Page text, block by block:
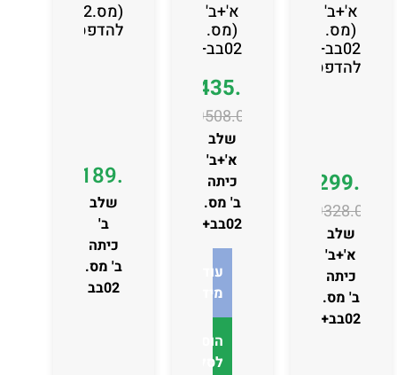
א'+ב'
(מס.
להדפסה
₪328.00
₪299.00
שלב
א'+ב'
כיתה
ב' מס.
02בב+03
א'+ב'
(מס.
02בב+03אב)
₪508.00
₪435.00
שלב
א'+ב'
כיתה
ב' מס.
02בב+03
עוד
מידע
הוספה
לסל
להדפסה
₪189.00
שלב
ב'
כיתה
ב' מס.
02בב